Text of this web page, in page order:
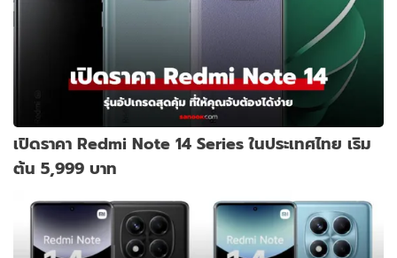
เปิดราคา Redmi Note 14 Series ในประเทศไทย เริม
ต้น 5,999 บาท